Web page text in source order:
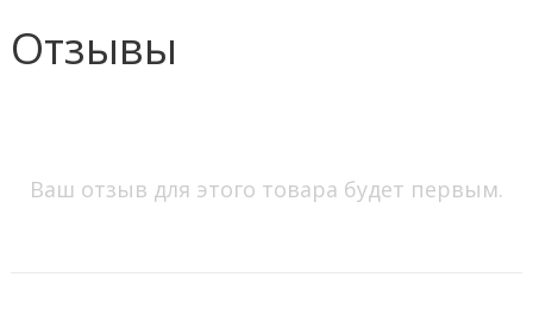
Отзывы
Ваш отзыв для этого товара будет первым.